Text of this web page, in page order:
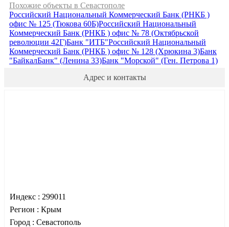
Похожие объекты в Севастополе
Российский Национальный Коммерческий Банк (РНКБ )
офис № 125 (Тюкова 60Б)Российский Национальный
Коммерческий Банк (РНКБ ) офис № 78 (Октябрьской
революции 42Г)Банк "ИТБ"Российский Национальный
Коммерческий Банк (РНКБ ) офис № 128 (Хрюкина 3)Банк
"БайкалБанк" (Ленина 33)Банк "Морской" (Ген. Петрова 1)
Адрес и контакты
Индекс : 299011
Регион : Крым
Город : Севастополь